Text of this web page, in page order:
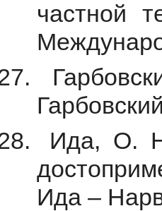
частной
Ида, О.
Ида –